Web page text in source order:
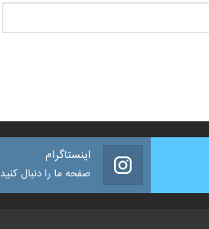
اینستاگرام
صفحه ما را دنبال کنید